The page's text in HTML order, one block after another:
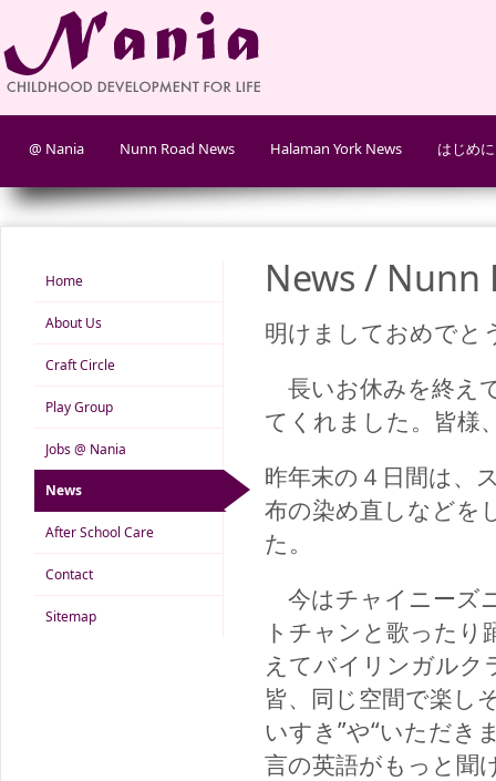
@ Nania Nunn Road News Halaman York News はじめに
Home
About Us
Craft Circle
Play Group
Jobs @ Nania
News
After School Care
Contact
Sitemap
News / Nunn
明けましておめでと
長いお休みを終え
てくれました。皆様
昨年末の４日間は、
布の染め直しなどを
た。
今はチャイニーズ
トチャンと歌った
えてバイリンガル
皆、同じ空間で楽し
いすき”や“いただき
言の英語がもっと聞